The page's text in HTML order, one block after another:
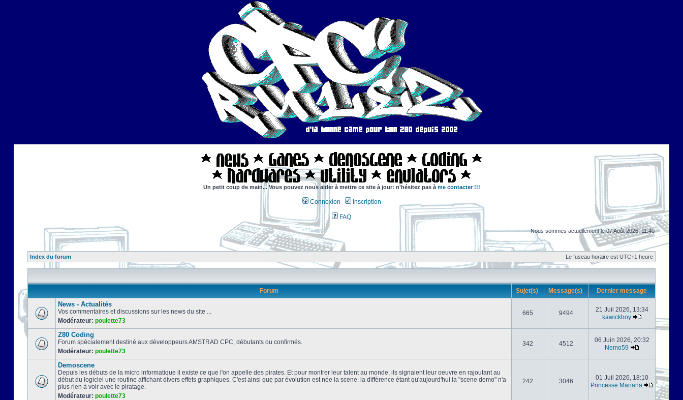
Un petit coup de main... Vous pouvez nous aider à mettre ce site à jour: n'hésitez pas à me contacter !!!
Connexion Inscription
FAQ
Nous sommes actuellement le 07 Août 2026, 11:40
Index du forum Le fuseau horaire est UTC+1 heure
Forum Sujet(s) Message(s) Dernier message
News - Actualités
Vos commentaires et discussions sur les news du site ...
Modérateur: poulette73
665 9494
21 Juil 2026, 13:34
kawickboy
Z80 Coding
Forum spécialement destiné aux développeurs AMSTRAD CPC, débutants ou confirmés.
Modérateur: poulette73
342 4512
06 Juin 2026, 20:32
Nemo59
Demoscene
Depuis les débuts de la micro informatique il existe ce que l'on appelle des pirates. Et pour montrer leur talent au monde, ils signaient leur oeuvre en rajoutant au
début du logiciel une routine affichant divers effets graphiques. C'est ainsi que par évolution est née la scene, la différence étant qu'aujourd'hui la "scene demo" n'a
plus rien à voir avec le piratage.
Modérateur: poulette73
242 3046
01 Juil 2026, 18:10
Princesse Mariana